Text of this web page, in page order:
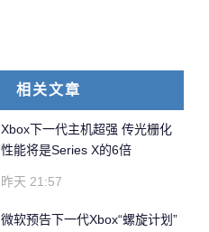
相关文章
Xbox下一代主机超强 传光栅化
性能将是Series X的6倍
昨天 21:57
微软预告下一代Xbox“螺旋计划”